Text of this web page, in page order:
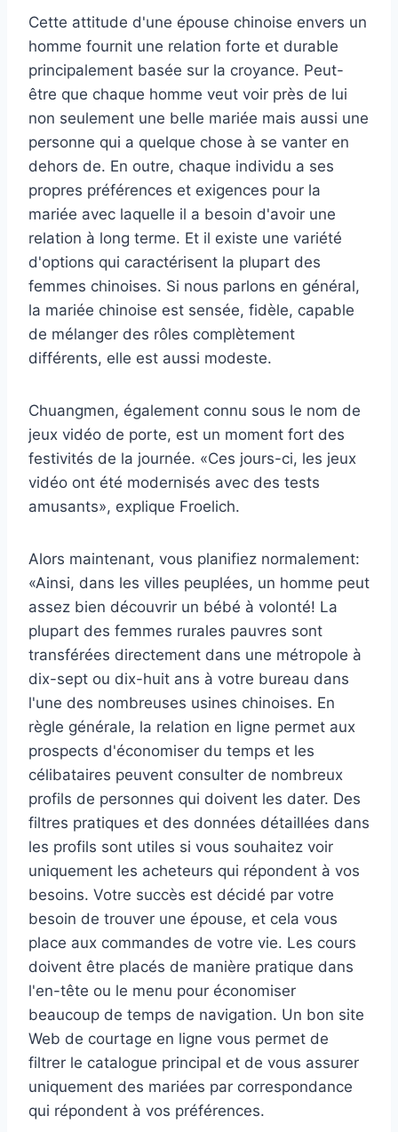
Cette attitude d'une épouse chinoise envers un
homme fournit une relation forte et durable
principalement basée sur la croyance. Peut-
être que chaque homme veut voir près de lui
non seulement une belle mariée mais aussi une
personne qui a quelque chose à se vanter en
dehors de. En outre, chaque individu a ses
propres préférences et exigences pour la
mariée avec laquelle il a besoin d'avoir une
relation à long terme. Et il existe une variété
d'options qui caractérisent la plupart des
femmes chinoises. Si nous parlons en général,
la mariée chinoise est sensée, fidèle, capable
de mélanger des rôles complètement
différents, elle est aussi modeste.
Chuangmen, également connu sous le nom de
jeux vidéo de porte, est un moment fort des
festivités de la journée. «Ces jours-ci, les jeux
vidéo ont été modernisés avec des tests
amusants», explique Froelich.
Alors maintenant, vous planifiez normalement:
«Ainsi, dans les villes peuplées, un homme peut
assez bien découvrir un bébé à volonté! La
plupart des femmes rurales pauvres sont
transférées directement dans une métropole à
dix-sept ou dix-huit ans à votre bureau dans
l'une des nombreuses usines chinoises. En
règle générale, la relation en ligne permet aux
prospects d'économiser du temps et les
célibataires peuvent consulter de nombreux
profils de personnes qui doivent les dater. Des
filtres pratiques et des données détaillées dans
les profils sont utiles si vous souhaitez voir
uniquement les acheteurs qui répondent à vos
besoins. Votre succès est décidé par votre
besoin de trouver une épouse, et cela vous
place aux commandes de votre vie. Les cours
doivent être placés de manière pratique dans
l'en-tête ou le menu pour économiser
beaucoup de temps de navigation. Un bon site
Web de courtage en ligne vous permet de
filtrer le catalogue principal et de vous assurer
uniquement des mariées par correspondance
qui répondent à vos préférences.